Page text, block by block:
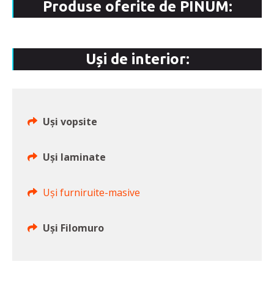
Produse oferite de PINUM:
Uși de interior:
Uși vopsite
Uși laminate
Uși furniruite-masive
Uși Filomuro